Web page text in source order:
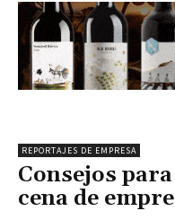
REPORTAJES DE EMPRESA
Consejos
cena de